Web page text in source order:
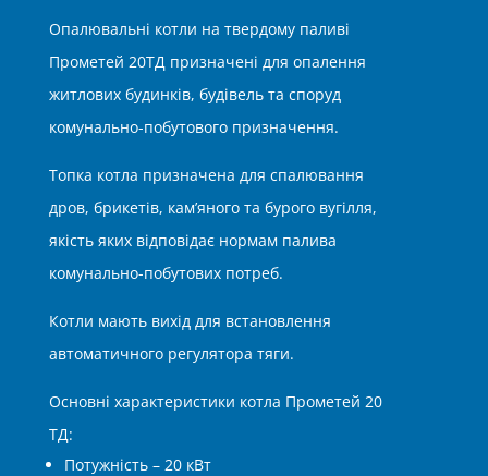
Опалювальні котли на твердому паливі
Прометей 20ТД призначені для опалення
житлових будинків, будівель та споруд
комунально-побутового призначення.
Топка котла призначена для спалювання
дров, брикетів, кам’яного та бурого вугілля,
якість яких відповідає нормам палива
комунально-побутових потреб.
Котли мають вихід для встановлення
автоматичного регулятора тяги.
Основні характеристики котла Прометей 20
ТД:
Потужність – 20 кВт